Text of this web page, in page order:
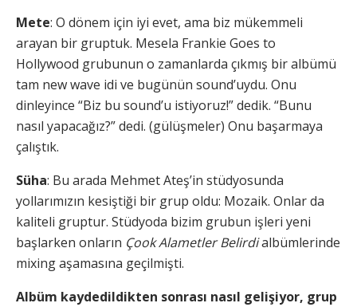
Mete: O dönem için iyi evet, ama biz mükemmeli
arayan bir gruptuk. Mesela Frankie Goes to
Hollywood grubunun o zamanlarda çıkmış bir albümü
tam new wave idi ve bugünün sound’uydu. Onu
dinleyince “Biz bu sound’u istiyoruz!” dedik. “Bunu
nasıl yapacağız?” dedi. (gülüşmeler) Onu başarmaya
çalıştık.
Süha: Bu arada Mehmet Ateş’in stüdyosunda
yollarımızın kesiştiği bir grup oldu: Mozaik. Onlar da
kaliteli gruptur. Stüdyoda bizim grubun işleri yeni
başlarken onların Çook Alametler Belirdialbümlerinde
mixing aşamasına geçilmişti.
Albüm kaydedildikten sonrası nasıl gelişiyor, grup